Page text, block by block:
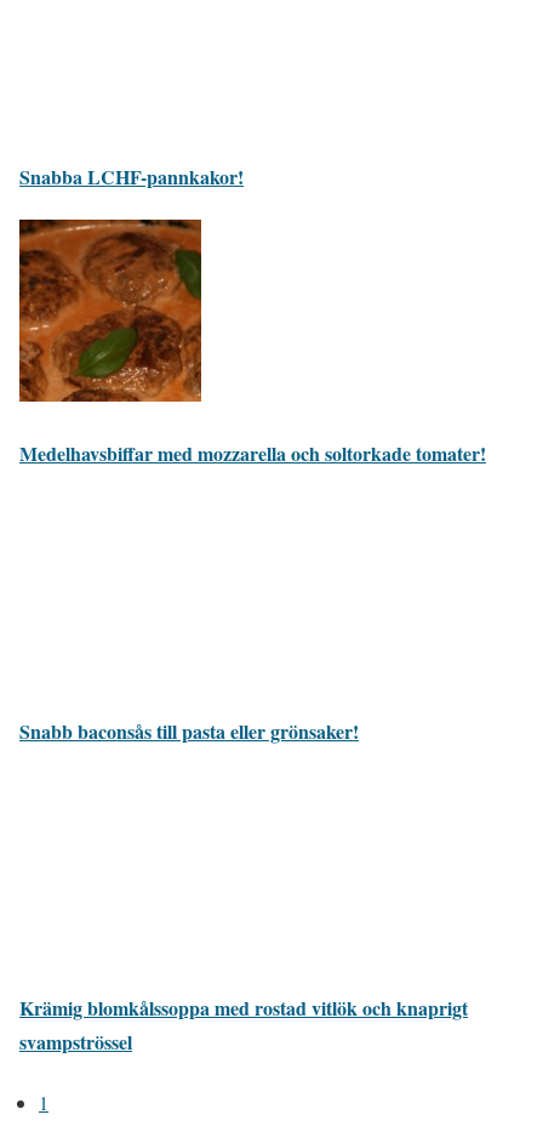
Snabba LCHF-pannkakor!
Medelhavsbiffar med mozzarella och soltorkade tomater!
Snabb baconsås till pasta eller grönsaker!
Krämig blomkålssoppa med rostad vitlök och knaprigt
svampströssel
1